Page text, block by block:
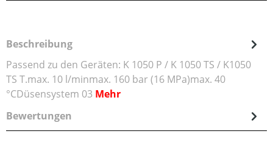
Beschreibung
Passend zu den Geräten: K 1050 P / K 1050 TS / K1050
TS T.max. 10 l/minmax. 160 bar (16 MPa)max. 40
°CDüsensystem 03 Mehr
Bewertungen